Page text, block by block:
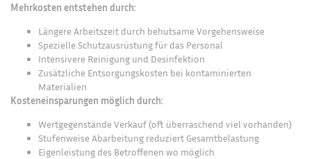
Mehrkosten entstehen durch:
Längere Arbeitszeit durch behutsame Vorgehensweise
Spezielle Schutzausrüstung für das Personal
Intensivere Reinigung und Desinfektion
Zusätzliche Entsorgungskosten bei kontaminierten
Materialien
Kosteneinsparungen möglich durch:
Wertgegenstände Verkauf (oft überraschend viel vorhanden)
Stufenweise Abarbeitung reduziert Gesamtbelastung
Eigenleistung des Betroffenen wo möglich